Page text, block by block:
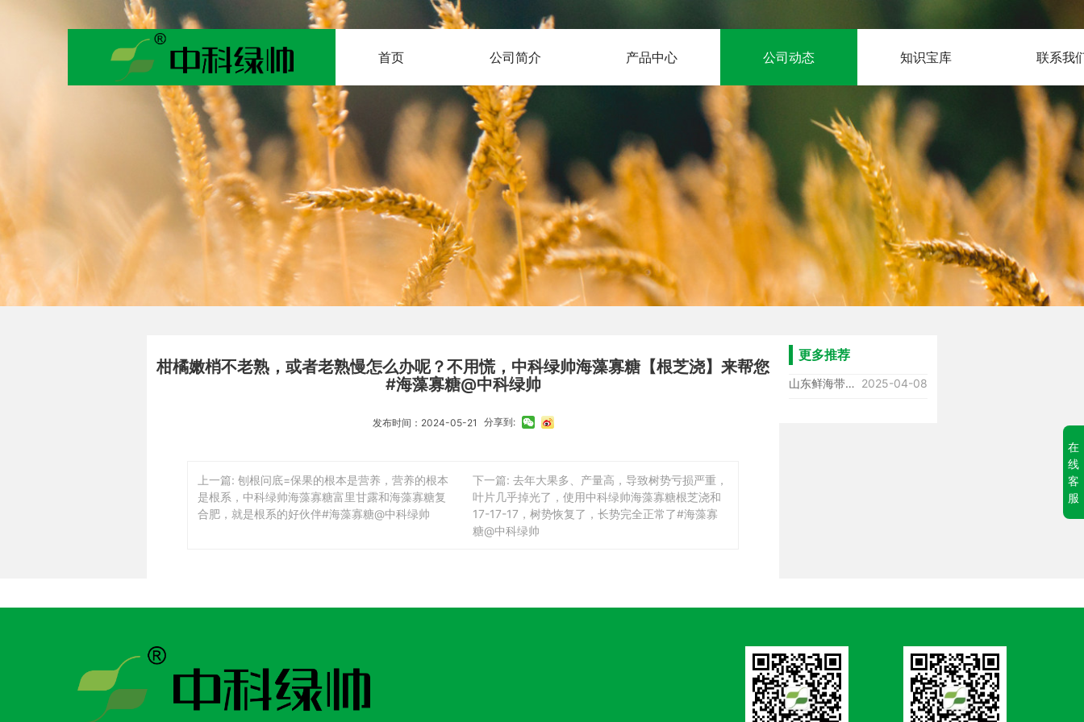
首页 公司简介 产品中心 公司动态 知识宝库 联系我
柑橘嫩梢不老熟，或者老熟慢怎么办呢？不用慌，中科绿帅海藻寡糖【根芝浇】来帮您
#海藻寡糖@中科绿帅
发布时间：2024-05-21 分享到:
上一篇: 刨根问底=保果的根本是营养，营养的根本
是根系，中科绿帅海藻寡糖富里甘露和海藻寡糖复
合肥，就是根系的好伙伴#海藻寡糖@中科绿帅
下一篇: 去年大果多、产量高，导致树势亏损严重，
叶片几乎掉光了，使用中科绿帅海藻寡糖根芝浇和
17-17-17，树势恢复了，长势完全正常了#海藻寡
糖@中科绿帅
更多推荐
山东鲜海带，又到了一车。源源不断的鲜海藻原料到厂 生产也在紧锣密鼓的进行中!#海藻寡糖 @中科绿帅 2025-04-08
在
线
客
服